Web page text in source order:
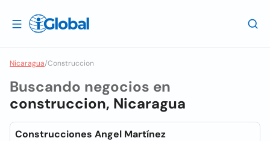
Nicaragua/Construccion
Buscando negocios en
construccion, Nicaragua
Construcciones Angel Martínez